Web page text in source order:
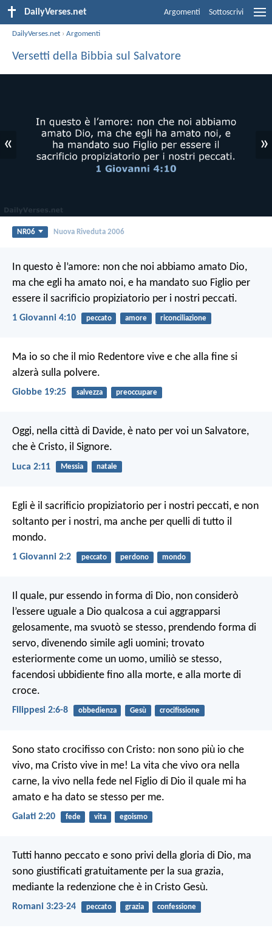
DailyVerses.net Argomenti Sottoscrivi
DailyVerses.net ›Argomenti
Versetti della Bibbia sul Salvatore
« »
NR06 Nuova Riveduta 2006
In questo è l’amore: non che noi abbiamo amato Dio,
ma che egli ha amato noi, e ha mandato suo Figlio per
essere il sacrificio propiziatorio per i nostri peccati.
1 Giovanni 4:10 peccato amore riconciliazione
Ma io so che il mio Redentore vive e che alla fine si
alzerà sulla polvere.
Giobbe 19:25 salvezza preoccupare
Oggi, nella città di Davide, è nato per voi un Salvatore,
che è Cristo, il Signore.
Luca 2:11 Messia natale
Egli è il sacrificio propiziatorio per i nostri peccati, e non
soltanto per i nostri, ma anche per quelli di tutto il
mondo.
1 Giovanni 2:2 peccato perdono mondo
Il quale, pur essendo in forma di Dio, non considerò
l’essere uguale a Dio qualcosa a cui aggrapparsi
gelosamente, ma svuotò se stesso, prendendo forma di
servo, divenendo simile agli uomini; trovato
esteriormente come un uomo, umiliò se stesso,
facendosi ubbidiente fino alla morte, e alla morte di
croce.
Filippesi 2:6-8 obbedienza Gesù crocifissione
Sono stato crocifisso con Cristo: non sono più io che
vivo, ma Cristo vive in me! La vita che vivo ora nella
carne, la vivo nella fede nel Figlio di Dio il quale mi ha
amato e ha dato se stesso per me.
Galati 2:20 fede vita egoismo
Tutti hanno peccato e sono privi della gloria di Dio, ma
sono giustificati gratuitamente per la sua grazia,
mediante la redenzione che è in Cristo Gesù.
Romani 3:23-24 peccato grazia confessione